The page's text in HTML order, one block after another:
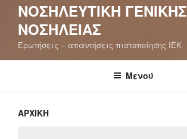
ΝΟΣΗΛΕΥΤΙΚΉ ΓΕΝΙΚΉΣ
ΝΟΣΗΛΕΊΑΣ
Ερωτήσεις – απαντήσεις πιστοποίησης ΙΕΚ
Μενού
ΑΡΧΙΚΉ